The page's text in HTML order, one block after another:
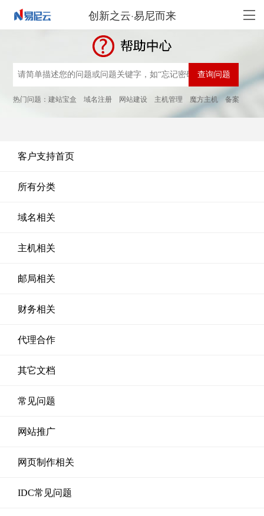
创新之云·易尼而来
热门问题：建站宝盒 域名注册 网站建设 主机管理 魔方主机 备案
客户支持首页
所有分类
域名相关
主机相关
邮局相关
财务相关
代理合作
其它文档
常见问题
网站推广
网页制作相关
IDC常见问题